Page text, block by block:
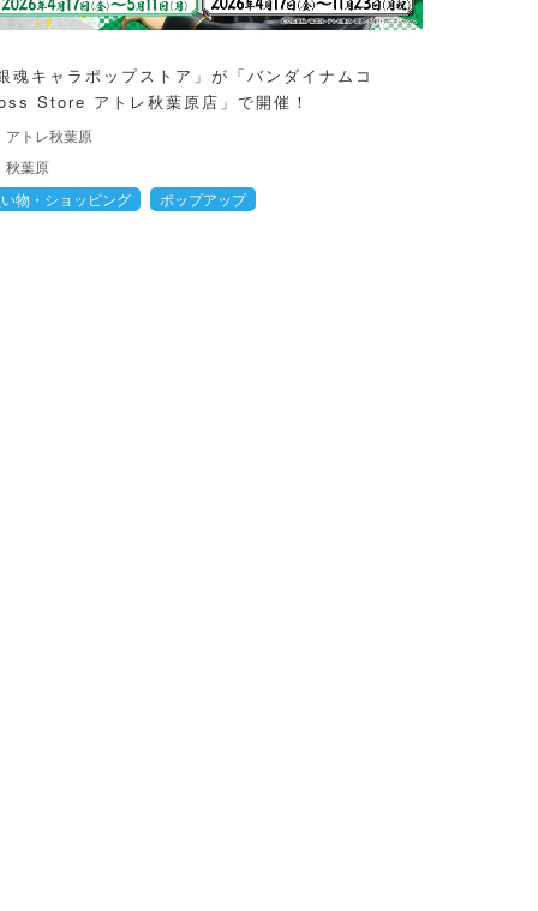
魂キャラポップストア」が「バンダイナムコ
Store アトレ秋葉原店」で開催！
アトレ秋葉原
秋葉原
物・ショッピング
ポップアップ